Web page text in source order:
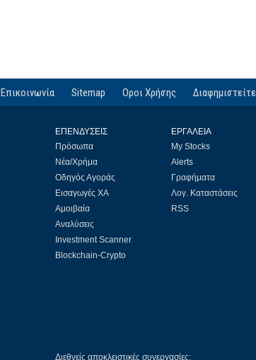
Επικοινωνία Sitemap Οροι Χρήσης Διαφημιστείτε
ΕΠΕΝΔΥΣΕΙΣ
Πρόσωπα
Νέα/Χρήμα
Οδηγός Αγοράς
Εισαγωγές ΧΑ
Αμοιβαία
Αναλύσεις
Investment Scanner
Blockchain-Crypto
ΕΡΓΑΛΕΙΑ
My Stocks
Alerts
Γραφήματα
Λογ. Καταστάσεις
RSS
Διεθνείς αποκλειστικές συνεργασίες: